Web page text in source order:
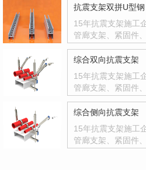
使用，便可达到良
用。并且使用塑胶
的增加了摩擦力。
抗震支架双拼U型钢
15年抗震支架施工
管廊支架、紧固件
九安抗震支架科技
电、气、风等管线
品支吊架进行研发
服务，施工安装及
代化企业，我们的
求发展、以服务求
求服务的发展型企
综合双向抗震支架
15年抗震支架施工
管廊支架、紧固件
综合侧向抗震支架
15年抗震支架施工
管廊支架、紧固件